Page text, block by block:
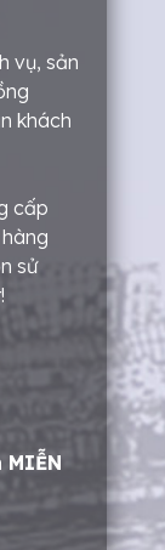
vụ, sản
khách
cấp
sử